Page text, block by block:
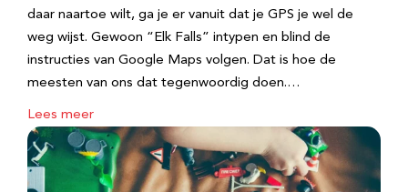
daar naartoe wilt, ga je er vanuit dat je GPS je wel de
weg wijst. Gewoon “Elk Falls” intypen en blind de
instructies van Google Maps volgen. Dat is hoe de
meesten van ons dat tegenwoordig doen.…
Lees meer